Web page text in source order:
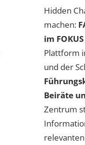
Hidden
machen:
im FOKUS
Plattform
und der
Beiräte
Zentrum